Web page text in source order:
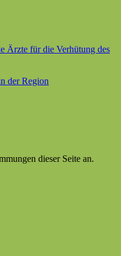
Ärzte für die Verhütung des
der Region
dieser Seite an.